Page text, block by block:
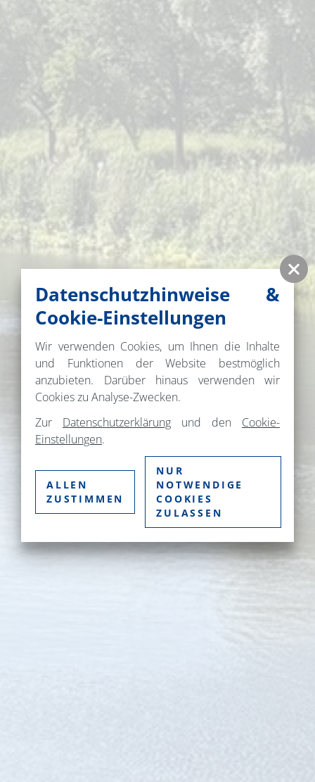
Datenschutzhinweise &
Cookie-Einstellungen
Wir verwenden Cookies, um Ihnen die Inhalte
und Funktionen der Website bestmöglich
anzubieten. Darüber hinaus verwenden wir
Cookies zu Analyse-Zwecken.
Zur Datenschutzerklärung und den Cookie-
Einstellungen.
ALLEN
ZUSTIMMEN
NUR
NOTWENDIGE
COOKIES
ZULASSEN